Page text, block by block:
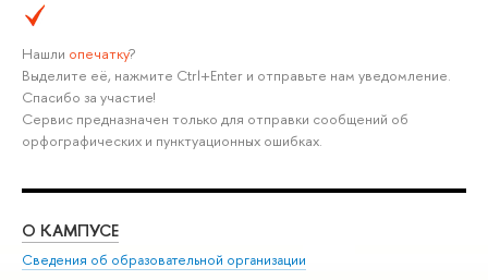
Нашли опечатку?
Выделите её, нажмите Ctrl+Enter и отправьте нам уведомление.
Спасибо за участие!
Сервис предназначен только для отправки сообщений об
орфографических и пунктуационных ошибках.
О КАМПУСЕ
Сведения об образовательной организации